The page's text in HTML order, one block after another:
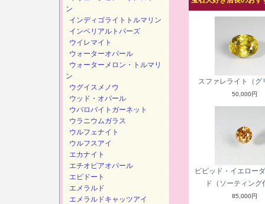
スファレライト（グ
50,000円
ビビッド・イエロー
ド（ソーティング
85,000円
ン
インディゴライトトルマリン
インペリアルトパーズ
ウイレマイト
ウォーターオパール
ウォーターメロン・トルマリ
ン
ウグイスメノウ
ウッド・オパール
ウバロバイトガーネット
ウラニウムガラス
ウルフェナイト
ウルフスアイ
エカナイト
エチオピアオパール
エピドート
エメラルド
エメラルドキャッツアイ